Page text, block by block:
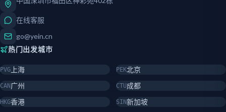
在线客服
go@yein.cn
热门出发城市
PVG 上海 PEK北京
CAN 广州 CTU成都
HKG香港 SIN新加坡